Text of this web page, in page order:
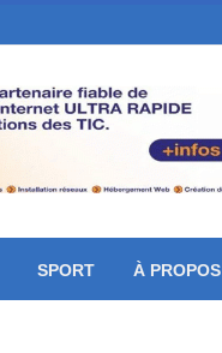
SPORT À PROPOS